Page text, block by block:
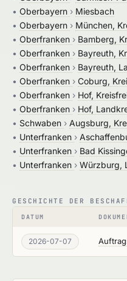
• Oberbayern › Miesbach
• Oberbayern › München,
• Oberfranken › Bamberg,
• Oberfranken › Bayreuth,
• Oberfranken › Bayreuth,
• Oberfranken › Coburg,
• Oberfranken › Hof,
• Oberfranken › Hof,
• Schwaben › Augsburg,
• Unterfranken ›
• Unterfranken › Bad
• Unterfranken › Würzburg,
GESCHICHTE DER
DATUM
2026-07-07